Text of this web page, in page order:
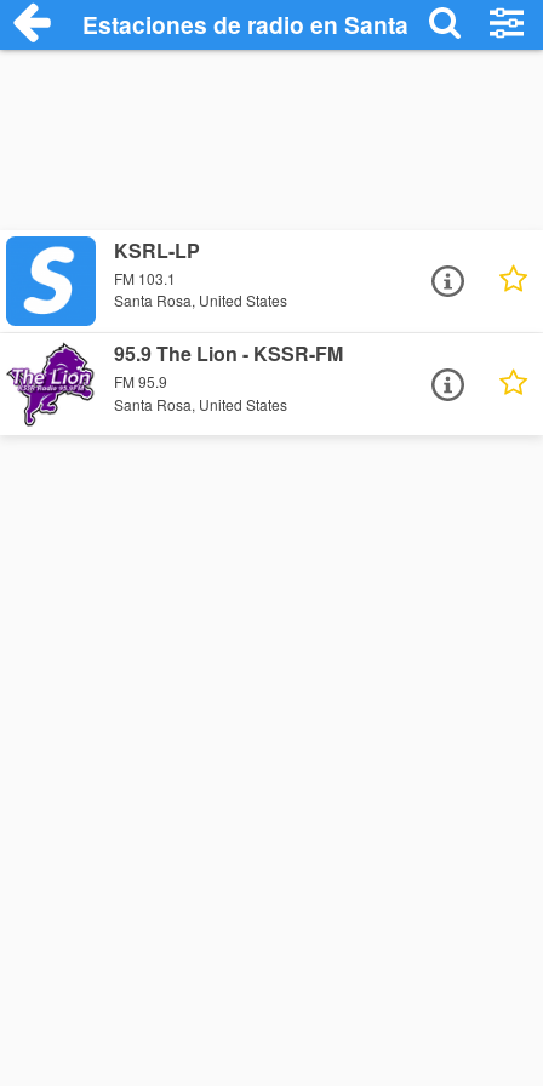
Estaciones de radio en Santa Rosa -
KSRL-LP
FM 103.1
Santa Rosa, United States
95.9 The Lion - KSSR-FM
FM 95.9
Santa Rosa, United States